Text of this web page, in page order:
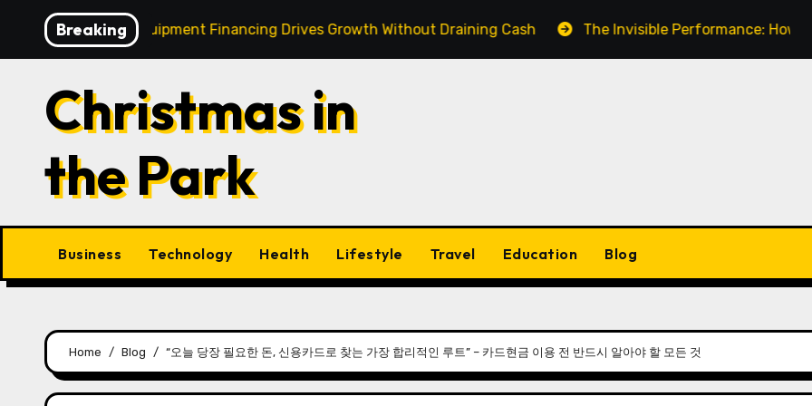
content
Breaking
Equipment Financing Drives Growth Without Draining Cash The Invisible Performance: How a Fake
Christmas in
the Park
Business Technology Health Lifestyle Travel Education Blog
Home Blog “오늘 당장 필요한 돈, 신용카드로 찾는 가장 합리적인 루트” – 카드현금 이용 전 반드시 알아야 할 모든 것